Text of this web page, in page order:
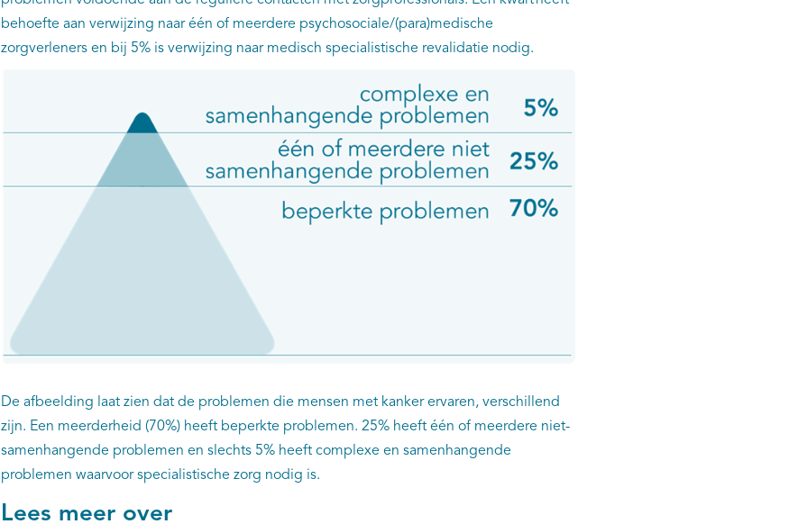
behoefte aan verwijzing naar één of meerdere psychosociale/(para)medische
zorgverleners en bij 5% is verwijzing naar medisch specialistische revalidatie nodig.
De afbeelding laat zien dat de problemen die mensen met kanker ervaren, verschillend
zijn. Een meerderheid (70%) heeft beperkte problemen. 25% heeft één of meerdere niet-
samenhangende problemen en slechts 5% heeft complexe en samenhangende
problemen waarvoor specialistische zorg nodig is.
Lees meer over